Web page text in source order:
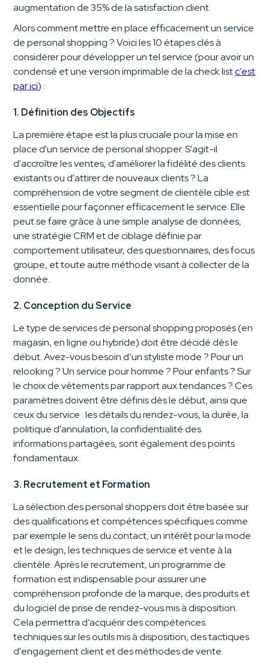
augmentation de 35% de la satisfaction client.
Alors comment mettre en place efficacement un service
de personal shopping ? Voici les 10 étapes clés à
considérer pour développer un tel service (pour avoir un
condensé et une version imprimable de la check listc’est
par ici) :
1. Définition des Objectifs
La première étape est la plus cruciale pour la mise en
place d'un service de personal shopper. S'agit-il
d'accroître les ventes, d'améliorer la fidélité des clients
existants ou d'attirer de nouveaux clients ? La
compréhension de votre segment de clientèle cible est
essentielle pour façonner efficacement le service. Elle
peut se faire grâce à une simple analyse de données,
une stratégie CRM et de ciblage définie par
comportement utilisateur, des questionnaires, des focus
groupe, et toute autre méthode visant à collecter de la
donnée.
2. Conception du Service
Le type de services de personal shopping proposés (en
magasin, en ligne ou hybride) doit être décidé dès le
début. Avez-vous besoin d’un styliste mode ? Pour un
relooking ? Un service pour homme ? Pour enfants ? Sur
le choix de vêtements par rapport aux tendances ? Ces
paramètres doivent être définis dès le début, ainsi que
ceux du service : les détails du rendez-vous, la durée, la
politique d'annulation, la confidentialité des
informations partagées, sont également des points
fondamentaux.
3. Recrutement et Formation
La sélection des personal shoppers doit être basée sur
des qualifications et compétences spécifiques comme
par exemple le sens du contact, un intérêt pour la mode
et le design, les techniques de service et vente à la
clientèle. Après le recrutement, un programme de
formation est indispensable pour assurer une
compréhension profonde de la marque, des produits et
du logiciel de prise de rendez-vous mis à disposition.
Cela permettra d’acquérir des compétences
techniques sur les outils mis à disposition, des tactiques
d'engagement client et des méthodes de vente.